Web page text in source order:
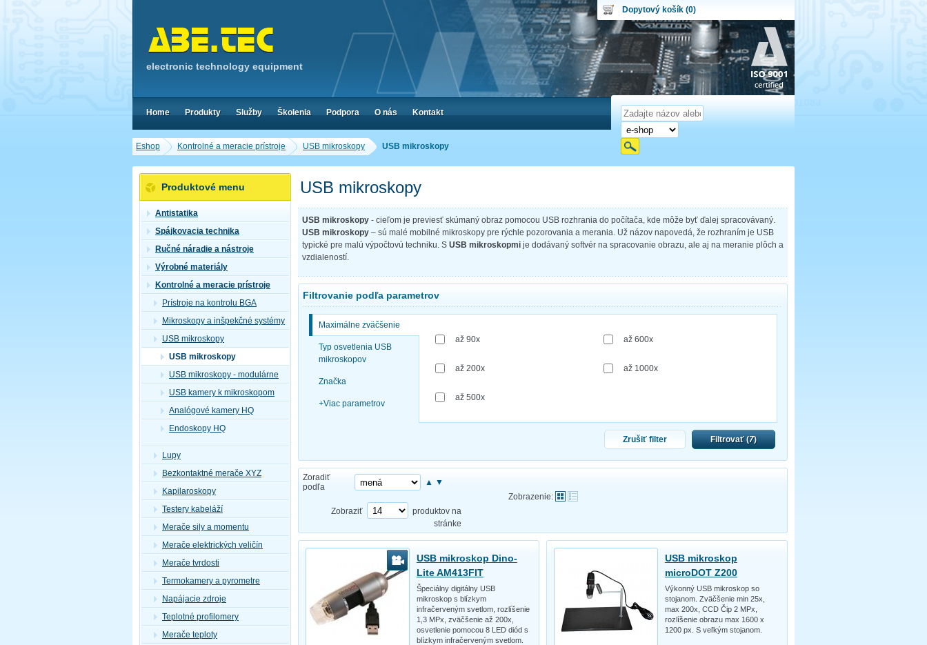
Eshop Kontrolné a meracie prístroje USB mikroskopy USB mikroskopy
USB mikroskopy
USB mikroskopy - cieľom je previesť skúmaný obraz pomocou USB rozhrania do počítača, kde môže byť ďalej spracovávaný.
USB mikroskopy – sú malé mobilné mikroskopy pre rýchle pozorovania a merania. Už názov napovedá, že rozhraním je USB
typické pre malú výpočtovú techniku. S USB mikroskopmi je dodávaný softvér na spracovanie obrazu, ale aj na meranie plôch a
vzdialeností.
Filtrovanie podľa parametrov
Maximálne zväčšenie
Typ osvetlenia USB
mikroskopov
Značka
+Viac parametrov
až 90x
až 200x
až 500x
až 600x
až 1000x
Zrušiť filter Filtrovať (7)
Zoradiť
podľa
▲ ▼
Zobrazenie:
Zobraziť
produktov na
stránke
USB mikroskop Dino-
Lite AM413FIT
Špeciálny digitálny USB
mikroskop s blízkym
infračerveným svetlom, rozlíšenie
1,3 MPx, zväčšenie až 200x,
osvetlenie pomocou 8 LED diód s
blízkym infračerveným svetlom.
USB mikroskop
microDOT Z200
Výkonný USB mikroskop so
stojanom. Zväčšenie min 25x,
max 200x, CCD Čip 2 MPx,
rozlíšenie obrazu max 1600 x
1200 px. S veľkým stojanom.
Produktové menu
Antistatika
Spájkovacia technika
Ručné náradie a nástroje
Výrobné materiály
Kontrolné a meracie prístroje
Prístroje na kontrolu BGA
Mikroskopy a inšpekčné systémy
USB mikroskopy
USB mikroskopy
USB mikroskopy - modulárne
USB kamery k mikroskopom
Analógové kamery HQ
Endoskopy HQ
Lupy
Bezkontaktné merače XYZ
Kapilaroskopy
Testery kabeláží
Merače sily a momentu
Merače elektrických veličín
Merače tvrdosti
Termokamery a pyrometre
Napájacie zdroje
Teplotné profilomery
Merače teploty
electronic technology equipment
Dopytový košík (0)
Dopytový košík je prázdny!
Obsah košíka
Počet produktov:0
Home Produkty Služby Školenia Podpora O nás Kontakt